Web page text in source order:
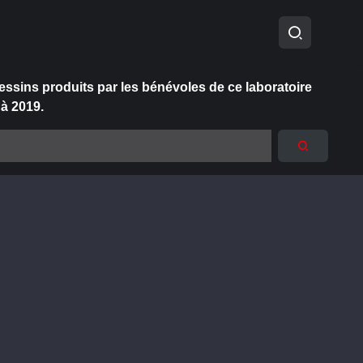
produits par les bénévoles de ce laboratoire
2019.